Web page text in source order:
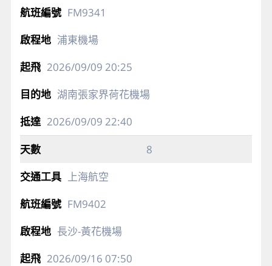
FM9341
浦東機場
2026/09/09 20:25
湖南張家界荷花機場
2026/09/09 22:40
8
上海航空
FM9402
長沙-黃花機場
2026/09/16 07:50